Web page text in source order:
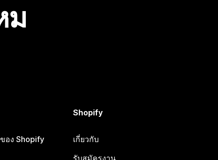
ม
อง Shopify
Shopify
เกี่ยวกับ